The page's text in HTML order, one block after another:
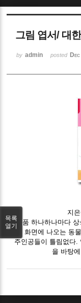
그림 엽서/ 대
by admin posted
지
작품 하나하나마다
화면에 나오는 동
주인공들이 틀림없다.
을 바탕
목록
열기